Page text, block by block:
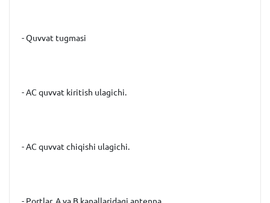
- Quvvat tugmasi
- AC quvvat kiritish ulagichi.
- AC quvvat chiqishi ulagichi.